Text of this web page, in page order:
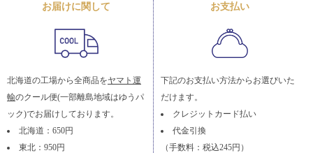
お届けに関して
北海道の工場から全商品をヤマト運
輸のクール便(一部離島地域はゆうパ
ック)でお届けしております。
北海道：650円
東北：950円
お支払い
下記のお支払い方法からお選びいた
だけます。
クレジットカード払い
代金引換
（手数料：税込245円）